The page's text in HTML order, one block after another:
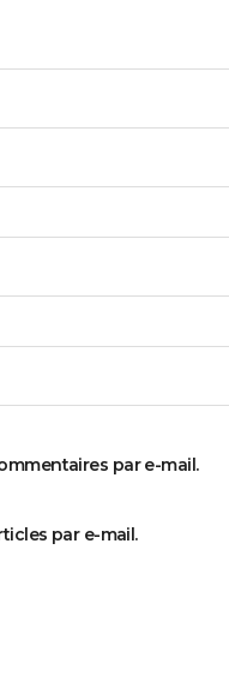
par e-mail.
par e-mail.